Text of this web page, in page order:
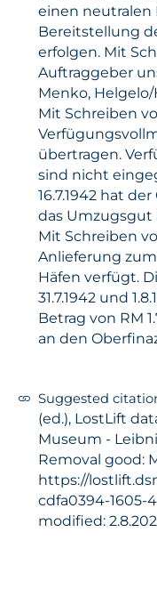
einen neutralen
Bereitstellung
erfolgen. Mit
Auftraggeber
Menko,
Mit Schreiben
übertragen.
sind nicht
16.7.1942 hat
das Umzugsgut
Mit Schreiben
Anlieferung
Häfen verfügt.
31.7.1942 und
Betrag von RM
an den
Suggested
(ed.), LostLift
Museum -
Removal good:
https://
cdfa0394-1605-
modified: